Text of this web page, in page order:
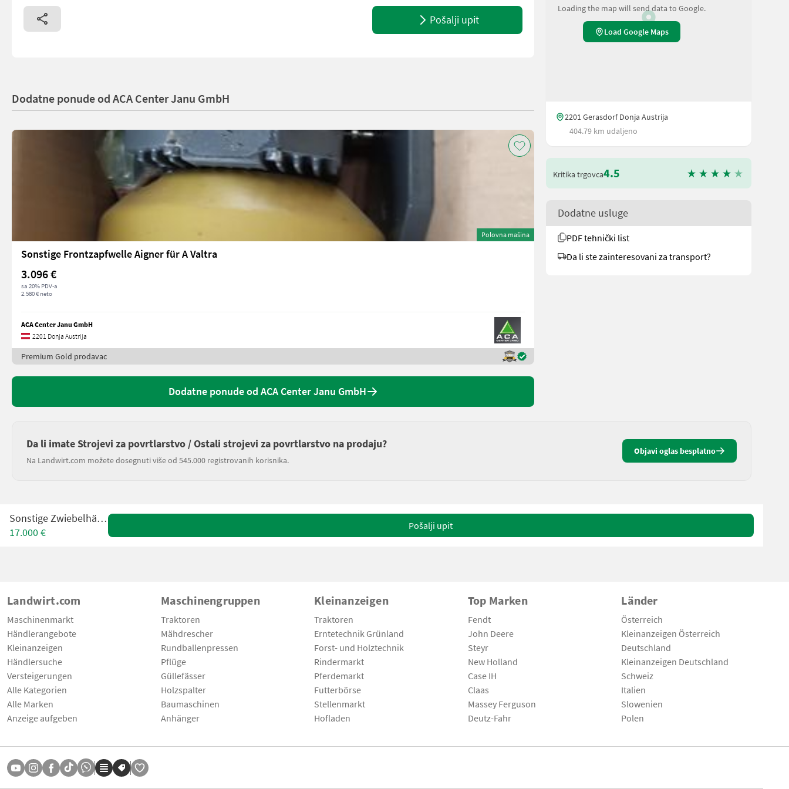
Pošalji upit
Loading the map will send data to Google.
Load Google Maps
2201 Gerasdorf Donja Austrija
404.79 km udaljeno
Kritika trgovca4.5
Dodatne usluge
PDF tehnički list
Da li ste zainteresovani za transport?
Dodatne ponude od ACA Center Janu GmbH
Polovna mašina
Sonstige Frontzapfwelle Aigner für A Valtra
3.096 €
sa 20% PDV-a
2.580 € neto
ACA Center Janu GmbH
2201 Donja Austrija
Premium Gold prodavac
Alliance Alliance & Kleber
Dodatne ponude od ACA Center Janu GmbH
Da li imate Strojevi za povrtlarstvo / Ostali strojevi za povrtlarstvo na prodaju?
Na Landwirt.com možete dosegnuti više od 545.000 registrovanih korisnika.
Objavi oglas besplatno
Sonstige Zwiebelhäcksler
17.000 €
Pošalji upit
Landwirt.com
Maschinenmarkt
Händlerangebote
Kleinanzeigen
Händlersuche
Versteigerungen
Alle Kategorien
Alle Marken
Anzeige aufgeben
Maschinengruppen
Traktoren
Mähdrescher
Rundballenpressen
Pflüge
Güllefässer
Holzspalter
Baumaschinen
Anhänger
Kleinanzeigen
Traktoren
Erntetechnik Grünland
Forst- und Holztechnik
Rindermarkt
Pferdemarkt
Futterbörse
Stellenmarkt
Hofladen
Top Marken
Fendt
John Deere
Steyr
New Holland
Case IH
Claas
Massey Ferguson
Deutz-Fahr
Länder
Österreich
Kleinanzeigen Österreich
Deutschland
Kleinanzeigen Deutschland
Schweiz
Italien
Slowenien
Polen